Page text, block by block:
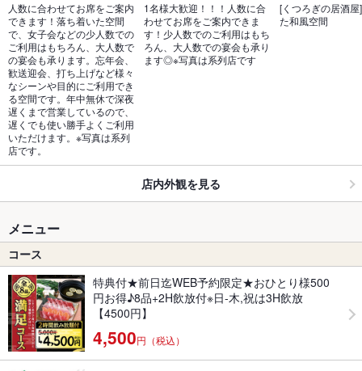
人数に合わせてお席をご案内
できます！落ち着いた空間
で、女子会などの少人数での
ご利用はもちろん、大人数で
の宴会も承ります。忘年会、
歓送迎会、打ち上げなど様々
なシーンや目的にご利用でき
る空間です。年中無休で深夜
遅くまで営業しているので、
遅くでも使い勝手よくご利用
いただけます。※写真は系列
店です。
1名様大歓迎！！！人数に合
わせてお席をご案内できま
す！少人数でのご利用はもち
ろん、大人数での宴会も承り
ます◎※写真は系列店です
[くつろぎの居酒
た和風空間
店内外観を見る
メニュー
コース
特典付★前日迄WEB予約限定★おひとり様500
円お得♪8品+2H飲放付※日-木,祝は3H飲放
【4500円】
4,500円（税込）